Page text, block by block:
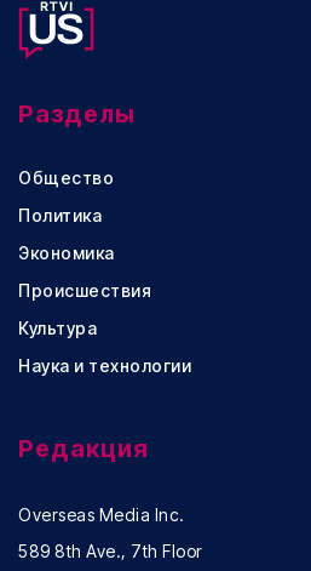
Разделы
Общество
Политика
Экономика
Происшествия
Культура
Наука и технологии
Редакция
Overseas Media Inc.
589 8th Ave., 7th Floor